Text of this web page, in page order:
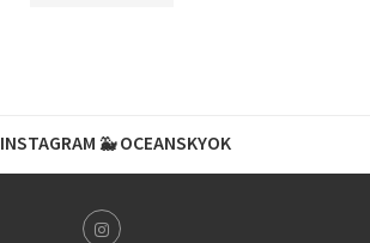
INSTAGRAM 🐳 OCEANSKYOK